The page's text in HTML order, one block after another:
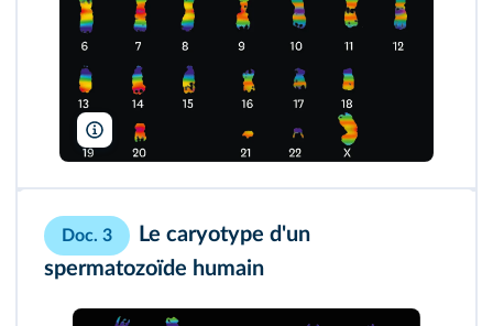
Biophoto Associates/BSIP
Doc. 3
Le caryotype d'un
spermatozoïde humain